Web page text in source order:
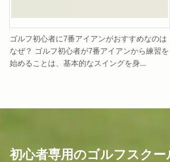
ゴルフ初心者に7番アイアンがおすすめなのは
なぜ？ ゴルフ初心者が7番アイアンから練習を
始めることは、基本的なスイングを身...
初心者専用のゴルフスクー